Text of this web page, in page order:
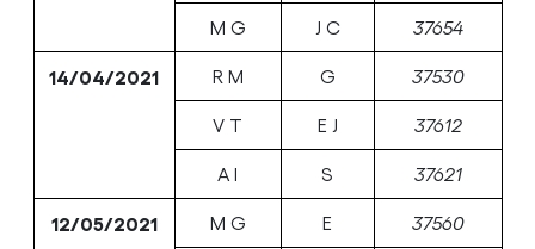
M G J C 37654
14/04/2021 R M G 37530
V T E J 37612
A I S 37621
12/05/2021 M G E 37560